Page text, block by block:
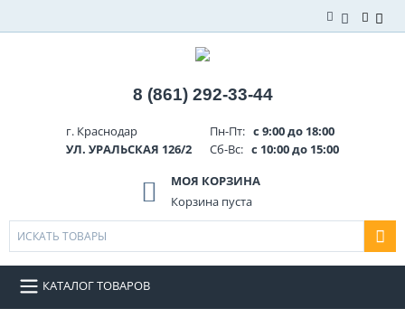
8 (861) 292-33-44
г. Краснодар
УЛ. УРАЛЬСКАЯ 126/2
Пн-Пт: с 9:00 до 18:00
Сб-Вс: с 10:00 до 15:00
МОЯ КОРЗИНА
Корзина пуста
КАТАЛОГ ТОВАРОВ